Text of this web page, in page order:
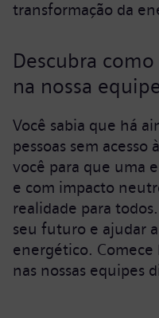
transformação da
Descubra
na nossa
Você sabia que há
pessoas sem acesso
você para que uma
e com impacto
realidade para
seu futuro e ajudar
energético. Comece
nas nossas equipes